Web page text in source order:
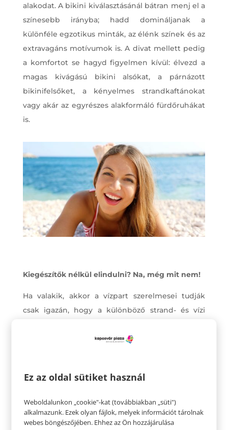
alakodat. A bikini kiválasztásánál bátran menj el a
színesebb irányba; hadd domináljanak a
különféle egzotikus minták, az élénk színek és az
extravagáns motívumok is. A divat mellett pedig
a komfortot se hagyd figyelmen kívül: élvezd a
magas kivágású bikini alsókat, a párnázott
bikinifelsőket, a kényelmes strandkaftánokat
vagy akár az egyrészes alakformáló fürdőruhákat
is.
Kiegészítők nélkül elindulni? Na, még mit nem!
Ha valakik, akkor a vízpart szerelmesei tudják
csak igazán, hogy a különböző strand- és vízi
odafigyelni. Kezdjük az alapoktól: az
legyen semmi baja. Ugyanez igaz a táskákra is,
választani, valamint azokat, amik például
újrahasznosítottak, környezetkímélőek (például
Ez az oldal sütiket használ
Weboldalunkon „cookie"-kat (továbbiakban „süti")
alkalmazunk. Ezek olyan fájlok, melyek információt tárolnak
webes böngészőjében. Ehhez az Ön hozzájárulása